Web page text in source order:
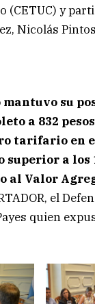
(CETUC) y
Nicolás
su
a 832
tarifario en
a los
al Valor
el
quien